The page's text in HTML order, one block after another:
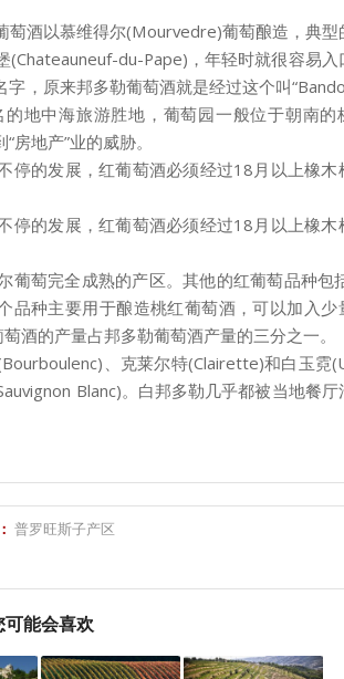
萄酒以慕维得尔(Mourvedre)葡萄酿造，典型
du-Pape)，年轻时就很容易入
，原来邦多勒葡萄酒就是经过这个叫
地中海旅游胜地，葡萄园一般位于朝南的
地产”业的威胁。
停的发展，红葡萄酒必须经过18月以上橡木
停的发展，红葡萄酒必须经过18月以上橡木
葡萄完全成熟的产区。其他的红葡萄品种包
品种主要用于酿造桃红葡萄酒，可以加入少
酒的产量占邦多勒葡萄酒产量的三分之一。
、克莱尔特(Clairette)和白玉霓
Blanc)。白邦多勒几乎都被当地餐厅
普罗旺斯子产区
可能会喜欢